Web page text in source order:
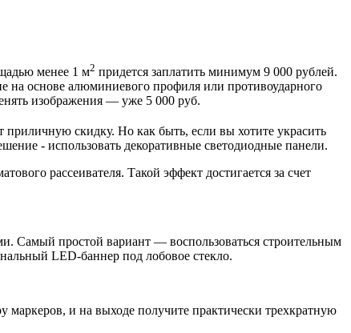
менее 1 м2 придется заплатить минимум 9 000 рублей.
основе алюминиевого профиля или противоударного
изображения — уже 5 000 руб.
приличную скидку. Но как быть, если вы хотите украсить
- использовать декоративные светодиодные панели.
рассеивателя. Такой эффект достигается за счет
Самый простой вариант — воспользоваться строительным
LED-баннер под лобовое стекло.
маркеров, и на выходе получите практически трехкратную